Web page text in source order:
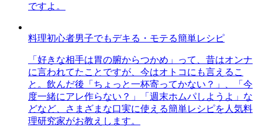
ですよ。
料理初心者男子でもデキる・モテる簡単レシピ
「好きな相手は胃の腑からつかめ」って、昔はオンナ
に言われてたことですが、今はオトコにも言えるこ
と。飲んだ後「ちょっと一杯寄ってかない？」、「今
度一緒にアレ作らない？」「週末ホムパしようよ」な
どなど、さまざまな口実に使える簡単レシピを人気料
理研究家がお教えします。